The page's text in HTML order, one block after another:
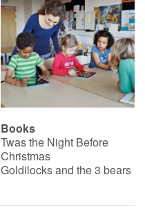
Books
Twas the Night Before
Christmas
Goldilocks and the 3 bears